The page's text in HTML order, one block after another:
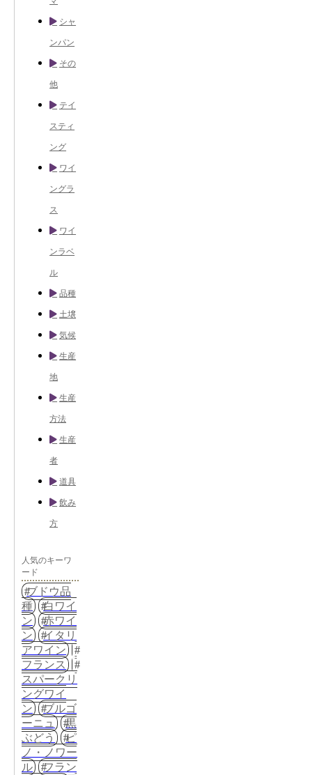
シャ
ンパン
その
他
テイ
スティ
ング
ワイ
ングラ
ス
ワイ
ンラベ
ル
品種
土壌
気候
生産
地
生産
方法
生産
者
道具
飲み
方
人気のキーワ
ード
ブドウ品
種
白ワイ
ン
赤ワイ
ン
イタリ
アワイン
フランス
スパークリ
ングワイ
ン
ブルゴ
ーニュ
黒
ぶどう
ピ
ノ・ノワー
ル
フラン